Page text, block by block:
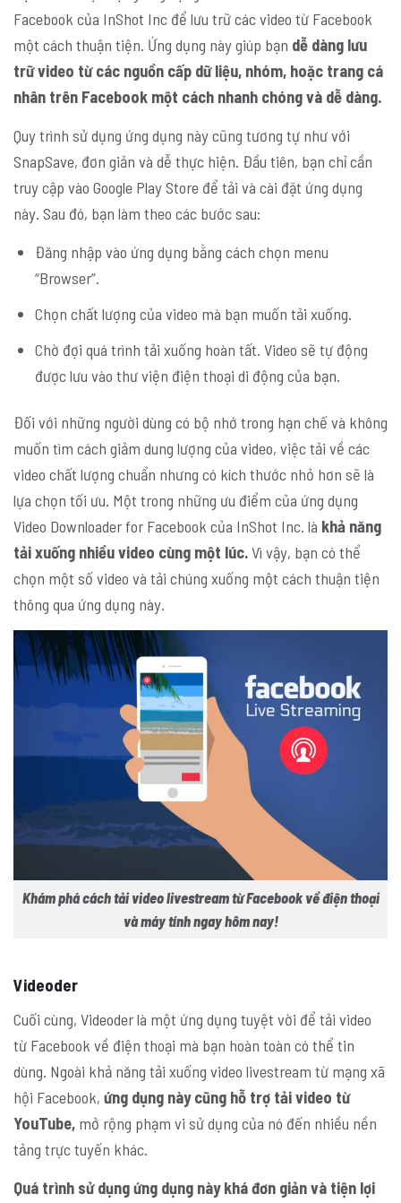
Facebook của InShot Inc để lưu trữ các video từ Facebook
một cách thuận tiện. Ứng dụng này giúp bạn dễ dàng lưu
trữ video từ các nguồn cấp dữ liệu, nhóm, hoặc trang cá
nhân trên Facebook một cách nhanh chóng và dễ dàng.
Quy trình sử dụng ứng dụng này cũng tương tự như với
SnapSave, đơn giản và dễ thực hiện. Đầu tiên, bạn chỉ cần
truy cập vào Google Play Store để tải và cài đặt ứng dụng
này. Sau đó, bạn làm theo các bước sau:
Đăng nhập vào ứng dụng bằng cách chọn menu
“Browser”.
Chọn chất lượng của video mà bạn muốn tải xuống.
Chờ đợi quá trình tải xuống hoàn tất. Video sẽ tự động
được lưu vào thư viện điện thoại di động của bạn.
Đối với những người dùng có bộ nhớ trong hạn chế và không
muốn tìm cách giảm dung lượng của video, việc tải về các
video chất lượng chuẩn nhưng có kích thước nhỏ hơn sẽ là
lựa chọn tối ưu. Một trong những ưu điểm của ứng dụng
Video Downloader for Facebook của InShot Inc. là khả năng
tải xuống nhiều video cùng một lúc.Vì vậy, bạn có thể
chọn một số video và tải chúng xuống một cách thuận tiện
thông qua ứng dụng này.
Khám phá cách tải video livestream từ Facebook về điện thoại
và máy tính ngay hôm nay!
Videoder
Cuối cùng, Videoder là một ứng dụng tuyệt vời để tải video
từ Facebook về điện thoại mà bạn hoàn toàn có thể tin
dùng. Ngoài khả năng tải xuống video livestream từ mạng xã
hội Facebook, ứng dụng này cũng hỗ trợ tải video từ
YouTube, mở rộng phạm vi sử dụng của nó đến nhiều nền
tảng trực tuyến khác.
Quá trình sử dụng ứng dụng này khá đơn giản và tiện lợi